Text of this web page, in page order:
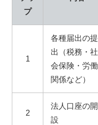
プ
1
各種届出の提
出（税務・社
会保険・労働
関係など）
2
法人口座の開
設